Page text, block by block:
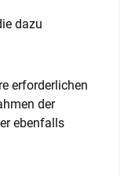
dazu
erforderlichen
der
ebenfalls